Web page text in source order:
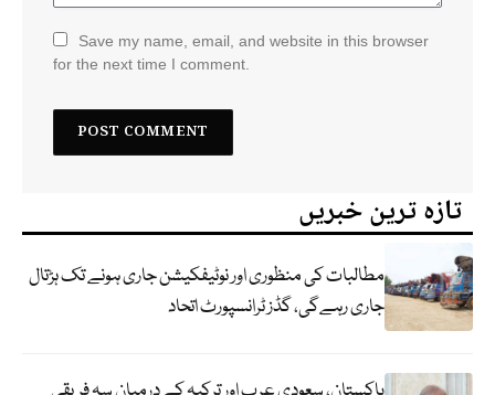
Save my name, email, and website in this browser
for the next time I comment.
تازہ ترین خبریں
مطالبات کی منظوری اور نوٹیفکیشن جاری ہونے تک ہڑتال
جاری رہےگی، گڈز ٹرانسپورٹ اتحاد